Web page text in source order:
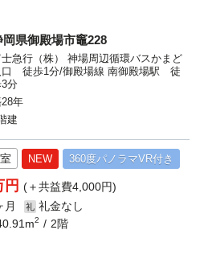
岡県御殿場市竈228
士急行（株） 神場周辺循環バスかまど
口 徒歩1分/御殿場線 南御殿場駅 徒
分
年
建
NEW 360度パノラマVR付き
円(＋共益費4,000円)
月 礼 礼金なし
2 2階